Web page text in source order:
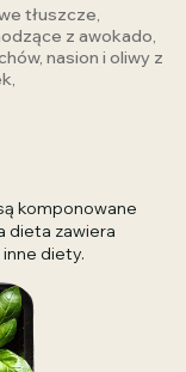
tłuszcze,
z awokado,
nasion i oliwy z
komponowane
dieta zawiera
diety.